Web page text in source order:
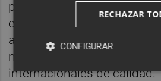
procesos productivos cada
eficientes y respetuosos
alineados con las nuevas
mercado y con los
internacionales de calidad.
RECHAZAR
CONFIGURAR